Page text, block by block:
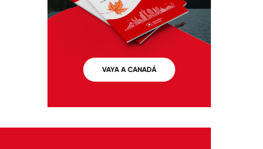
VAYA A CANADÁ